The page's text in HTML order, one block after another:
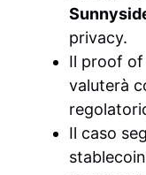
privacy.
Il proof
valuterà
Il caso